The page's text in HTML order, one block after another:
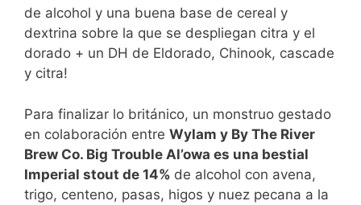
de alcohol y una buena base de cereal y
dextrina sobre la que se despliegan citra y el
dorado + un DH de Eldorado, Chinook, cascade
y citra!
Para finalizar lo británico, un monstruo gestado
en colaboración entre Wylam y By The River
Brew Co. Big Trouble Al’owa es una bestial
Imperial stout de 14% de alcohol con avena,
trigo, centeno, pasas, higos y nuez pecana a la